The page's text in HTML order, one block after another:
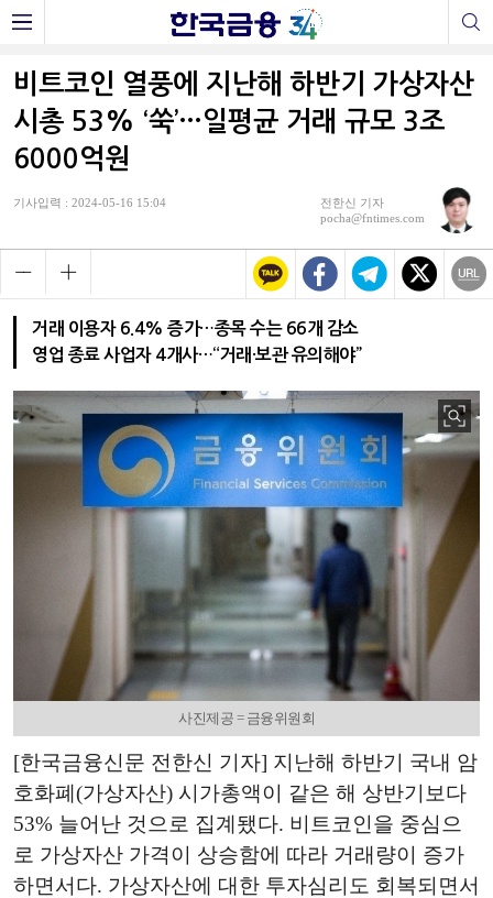
비트코인 열풍에 지난해 하반기 가상자산
시총 53% ‘쑥’…일평균 거래 규모 3조
6000억원
기사입력 : 2024-05-16 15:04
전한신 기자
pocha@fntimes.com
거래 이용자 6.4% 증가…종목 수는 66개 감소
영업 종료 사업자 4개사…“거래·보관 유의해야”
사진제공 = 금융위원회
[한국금융신문 전한신 기자] 지난해 하반기 국내 암
호화폐(가상자산) 시가총액이 같은 해 상반기보다
53% 늘어난 것으로 집계됐다. 비트코인을 중심으
로 가상자산 가격이 상승함에 따라 거래량이 증가
하면서다. 가상자산에 대한 투자심리도 회복되면서